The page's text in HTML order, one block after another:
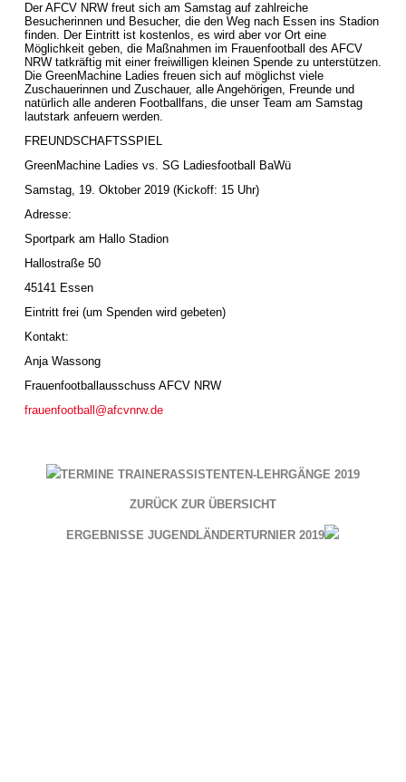
Der AFCV NRW freut sich am Samstag auf zahlreiche
Besucherinnen und Besucher, die den Weg nach Essen ins Stadion
finden. Der Eintritt ist kostenlos, es wird aber vor Ort eine
Möglichkeit geben, die Maßnahmen im Frauenfootball des AFCV
NRW tatkräftig mit einer freiwilligen kleinen Spende zu unterstützen.
Die GreenMachine Ladies freuen sich auf möglichst viele
Zuschauerinnen und Zuschauer, alle Angehörigen, Freunde und
natürlich alle anderen Footballfans, die unser Team am Samstag
lautstark anfeuern werden.
FREUNDSCHAFTSSPIEL
GreenMachine Ladies vs. SG Ladiesfootball BaWü
Samstag, 19. Oktober 2019 (Kickoff: 15 Uhr)
Adresse:
Sportpark am Hallo Stadion
Hallostraße 50
45141 Essen
Eintritt frei (um Spenden wird gebeten)
Kontakt:
Anja Wassong
Frauenfootballausschuss AFCV NRW
frauenfootball@afcvnrw.de
TERMINE TRAINERASSISTENTEN-LEHRGÄNGE 2019
ZURÜCK ZUR ÜBERSICHT
ERGEBNISSE JUGENDLÄNDERTURNIER 2019